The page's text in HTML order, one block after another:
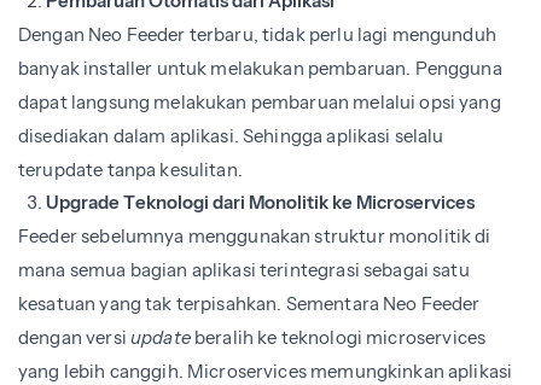
Dengan Neo Feeder terbaru, tidak perlu lagi mengunduh
banyak installer untuk melakukan pembaruan. Pengguna
dapat langsung melakukan pembaruan melalui opsi yang
disediakan dalam aplikasi. Sehingga aplikasi selalu
terupdate tanpa kesulitan.
Upgrade Teknologi dari Monolitik ke Microservices
Feeder sebelumnya menggunakan struktur monolitik di
mana semua bagian aplikasi terintegrasi sebagai satu
kesatuan yang tak terpisahkan. Sementara Neo Feeder
dengan versi update beralih ke teknologi microservices
yang lebih canggih. Microservices memungkinkan aplikasi